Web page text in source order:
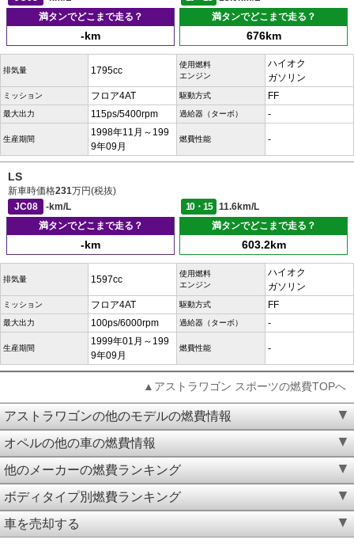
満タンでどこまで走る？
-km
満タンでどこまで走る？
676km
排気量 1795cc
使用燃料
エンジン
ハイオク
ガソリン
ミッション フロア4AT 駆動方式 FF
最大出力 115ps/5400rpm 過給器（ターボ） -
生産期間
1998年11月～199
9年09月
燃費性能 -
LS
新車時価格231万円(税抜)
JC08
-km/L 10・15
11.6km/L
満タンでどこまで走る？
-km
満タンでどこまで走る？
603.2km
排気量 1597cc
使用燃料
エンジン
ハイオク
ガソリン
ミッション フロア4AT 駆動方式 FF
最大出力 100ps/6000rpm 過給器（ターボ） -
生産期間
1999年01月～199
9年09月
燃費性能 -
▲アストラワゴン スポーツの燃費TOPへ
アストラワゴンの他のモデルの燃費情報
オペルの他の車の燃費情報
他のメーカーの燃費ランキング
ボディタイプ別燃費ランキング
車を売却する